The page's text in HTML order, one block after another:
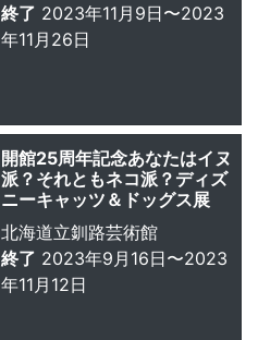
終了 2023年11月9日〜2023
年11月26日
開館25周年記念あなたはイヌ
派？それともネコ派？ディズ
ニーキャッツ＆ドッグス展
北海道立釧路芸術館
終了 2023年9月16日〜2023
年11月12日